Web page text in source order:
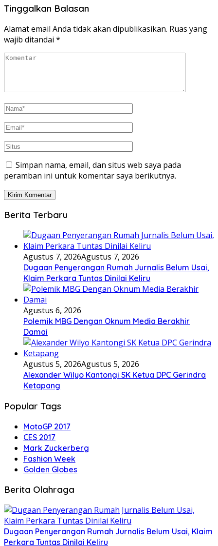
Tinggalkan Balasan
Alamat email Anda tidak akan dipublikasikan. Ruas yang
wajib ditandai *
Simpan nama, email, dan situs web saya pada
peramban ini untuk komentar saya berikutnya.
Berita Terbaru
Agustus 7, 2026Agustus 7, 2026
Dugaan Penyerangan Rumah Jurnalis Belum Usai,
Klaim Perkara Tuntas Dinilai Keliru
Agustus 6, 2026
Polemik MBG Dengan Oknum Media Berakhir
Damai
Agustus 5, 2026Agustus 5, 2026
Alexander Wilyo Kantongi SK Ketua DPC Gerindra
Ketapang
Popular Tags
MotoGP 2017
CES 2017
Mark Zuckerberg
Fashion Week
Golden Globes
Berita Olahraga
Dugaan Penyerangan Rumah Jurnalis Belum Usai, Klaim
Perkara Tuntas Dinilai Keliru